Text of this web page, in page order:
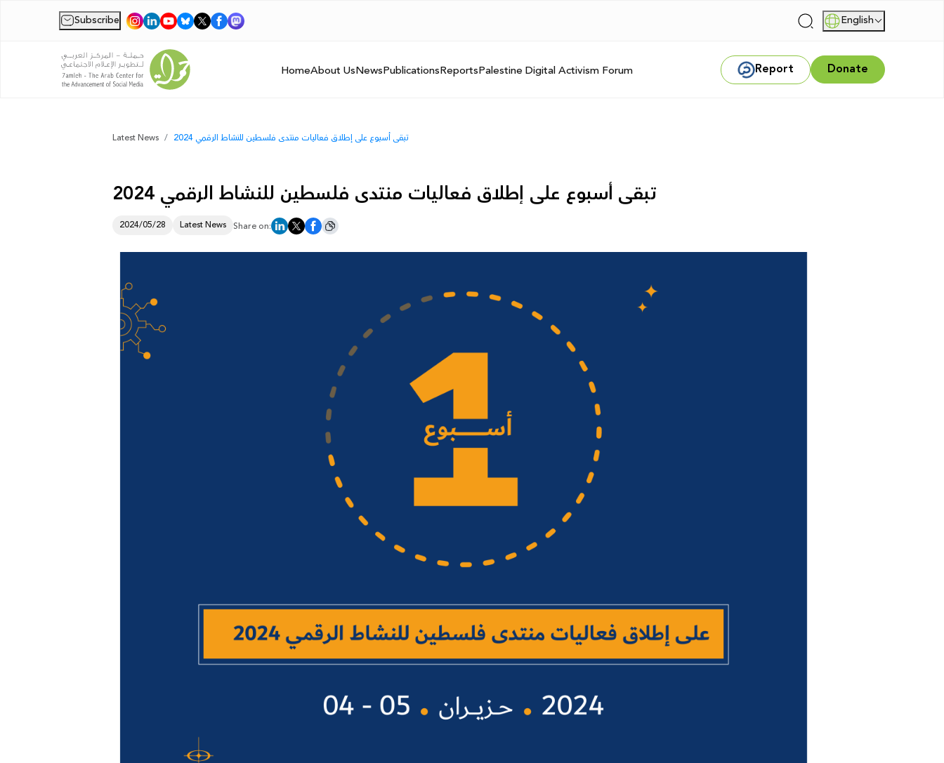
Subscribe | | English
HomeAbout UsNewsPublicationsReportsPalestine Digital Activism Forum Report Donate
Latest News تبقى أسبوع على إطلاق فعاليات منتدى فلسطين للنشاط الرقمي 2024
تبقى أسبوع على إطلاق فعاليات منتدى فلسطين للنشاط الرقمي 2024
2024/05/28 Latest News Share on: